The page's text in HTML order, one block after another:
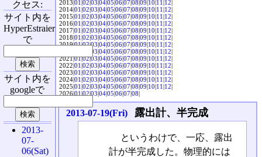
2013|01|02|03|04|05|06|07|08|09|10|11|12|
2014|01|02|03|04|05|06|07|08|09|10|11|12|
2015|01|02|03|04|05|06|07|08|09|10|11|12|
2016|01|02|03|04|05|06|07|08|09|10|11|12|
2017|01|02|03|04|05|06|07|08|09|10|11|12|
2018|01|02|03|04|05|06|07|08|09|10|11|12|
2019|01|02|03|04|05|06|07|08|09|10|11|12|
03|04|05|06|07|08|09|10|11|12|
2021|01|02|03|04|05|06|07|08|09|10|11|12|
2022|01|02|03|04|05|06|07|08|09|10|11|12|
2023|01|02|03|04|05|06|07|08|09|10|11|12|
2024|01|02|03|04|05|06|07|08|09|10|11|12|
2025|01|02|03|04|05|06|07|08|09|10|11|12|
2026|01|02|03|04|05|06|07|08|
2013-07-19(Fri) 露出計、半完成
というわけで、一応、露出
計が半完成した。物理的には
クセス:
サイト内を
HyperEstraier
で
サイト内を
googleで
2013-
07-
06(Sat)